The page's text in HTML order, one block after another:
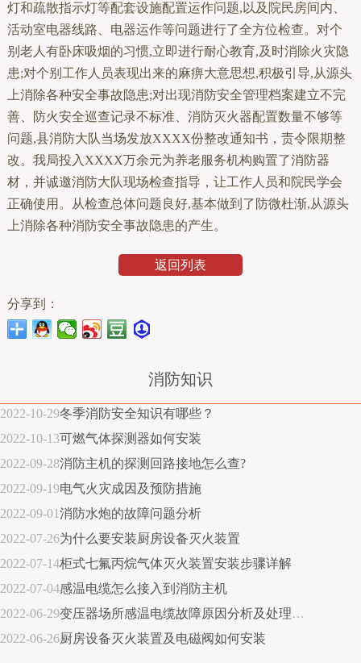
灯和疏散指示灯等配套设施配置运作问题,以及院民房间内、
活动室电器线路、电器运作等问题进行了全方位检查。对个
别老人有卧床吸烟的习惯,立即进行耐心教育,及时消除火灾隐
患;对个别工作人员表现出来的麻痹大意思想,积极引导,从源头
上消除各种安全事故隐患;对出现消防安全管理档案建立不完
善、防火安全巡查记录不标准、消防灭火器配置数量不够等
问题,县消防大队当场发放XXXX份整改通知书，责令限期整
改。我局投入XXXX万余元为养老服务机构购置了消防器
材，并诚邀消防大队现场检查指导，让工作人员和院民学会
正确使用。从检查总体问题良好,基本做到了防微杜渐,从源头
上消除各种消防安全事故隐患的产生。
返回列表
分享到：
消防知识
2022-10-29冬季消防安全知识有哪些？
2022-10-13可燃气体探测器如何安装
2022-09-28消防主机的探测回路接地怎么查?
2022-09-19电气火灾成因及预防措施
2022-09-01消防水炮的故障问题分析
2022-07-26为什么要安装厨房设备灭火装置
2022-07-14柜式七氟丙烷气体灭火装置安装步骤详解
2022-07-04感温电缆怎么接入到消防主机
2022-06-29变压器场所感温电缆故障原因分析及处理措施
2022-06-26厨房设备灭火装置及电磁阀如何安装